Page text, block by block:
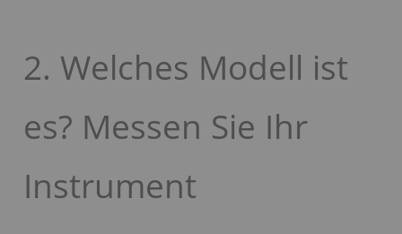
2. Welches Modell ist
es? Messen Sie Ihr
Instrument